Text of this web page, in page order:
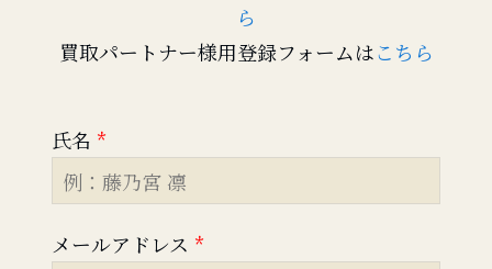
ら
買取パートナー様用登録フォームはこちら
氏名 *
メールアドレス *